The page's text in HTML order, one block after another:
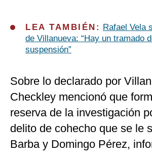
LEA TAMBIÉN:
Rafael Vela
de Villanueva: “Hay un tramado
suspensión”
Sobre lo declarado por
Checkley mencionó que
reserva de la investigación
delito de cohecho que se le
Barba y Domingo Pérez,